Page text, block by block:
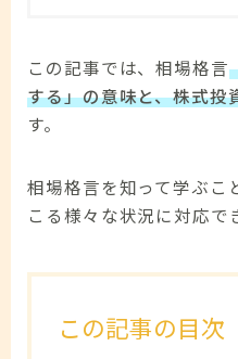
この記事では、相場格言
する」の意味と、株式投
す。
相場格言を知って学ぶこ
こる様々な状況に対応で
この記事の目次